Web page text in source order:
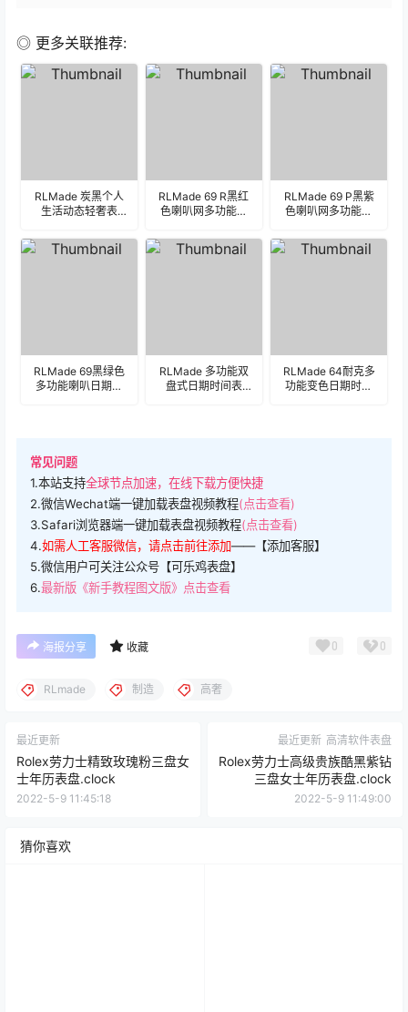
◎ 更多关联推荐:
RLMade 炭黑个人
生活动态轻奢表
RLMade 69 R黑红
色喇叭网多功能日
RLMade 69 P黑紫
色喇叭网多功能日
RLMade 69黑绿色
多功能喇叭日期时
RLMade 多功能双
盘式日期时间表
RLMade 64耐克多
功能变色日期时间
常见问题
1.本站支持全球节点加速，在线下载方便快捷
2.微信Wechat端一键加载表盘视频教程(点击查看)
3.Safari浏览器端一键加载表盘视频教程(点击查看)
4.如需人工客服微信，请点击前往添加——【添加客服】
5.微信用户可关注公众号【可乐鸡表盘】
6.最新版《新手教程图文版》点击查看
海报分享 收藏 0 0
RLmade 制造 高奢
最近更新
Rolex劳力士精致玫瑰粉三盘女
士年历表盘.clock
2022-5-9 11:45:18
最近更新 高清软件表盘
Rolex劳力士高级贵族酷黑紫钻
三盘女士年历表盘.clock
2022-5-9 11:49:00
猜你喜欢